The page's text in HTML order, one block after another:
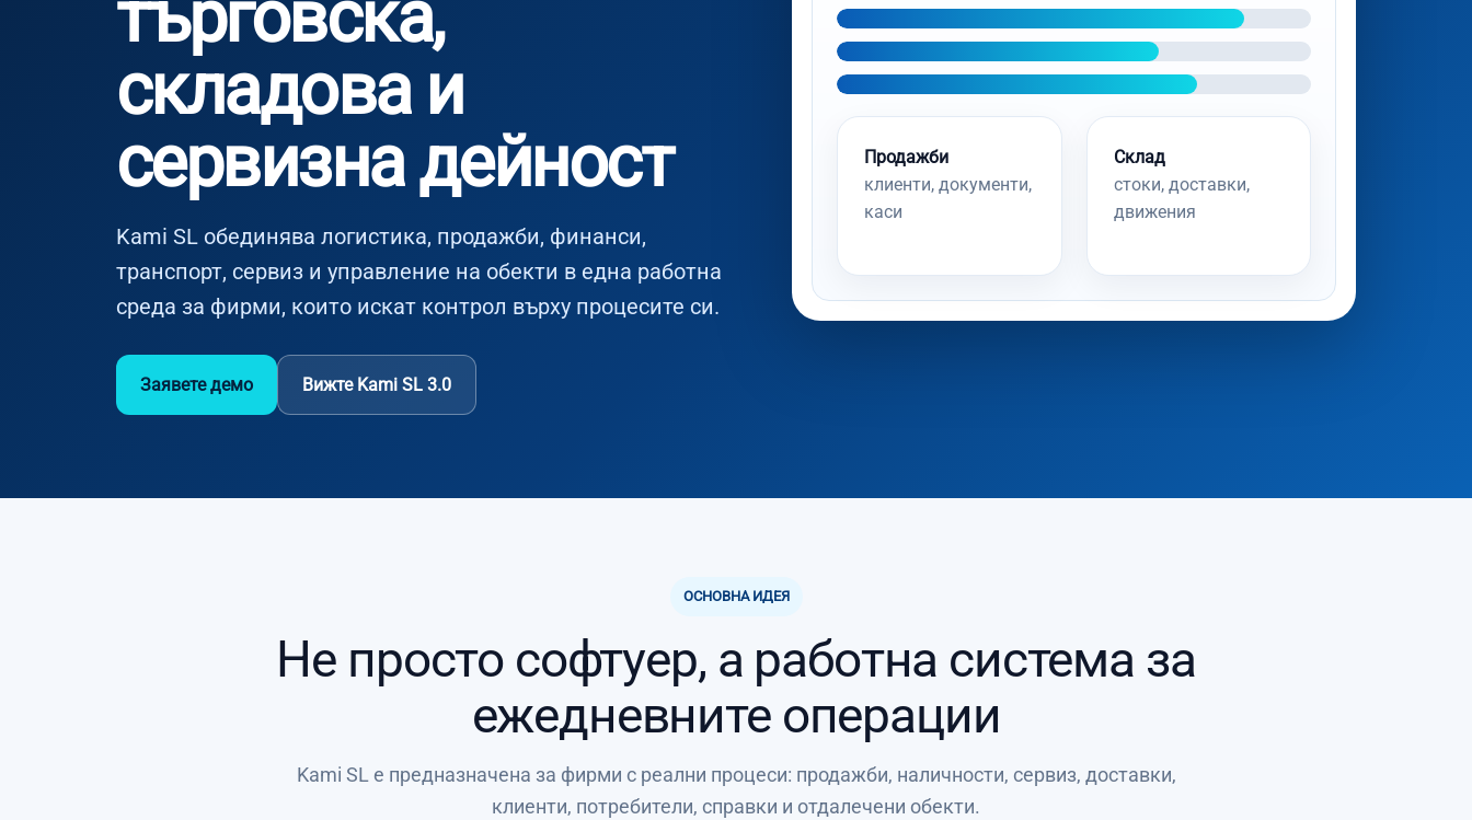
търговска,
складова и
сервизна дейност
Kami SL обединява логистика, продажби, финанси,
транспорт, сервиз и управление на обекти в една работна
среда за фирми, които искат контрол върху процесите си.
Заявете демо Вижте Kami SL 3.0
Продажби
клиенти, документи,
каси
Склад
стоки, доставки,
движения
ОСНОВНА ИДЕЯ
Не просто софтуер, а работна система за
ежедневните операции
Kami SL е предназначена за фирми с реални процеси: продажби, наличности, сервиз, доставки,
клиенти, потребители, справки и отдалечени обекти.